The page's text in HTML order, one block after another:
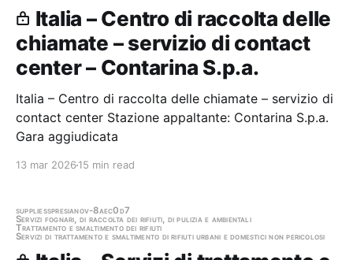
Italia – Centro di raccolta delle
chiamate – servizio di contact
center – Contarina S.p.a.
Italia – Centro di raccolta delle chiamate – servizio di
contact center Stazione appaltante: Contarina S.p.a.
Gara aggiudicata
13 mar 2026 15 min read
suppliesspresianov-8aec0d7
Servizi fognari, di raccolta dei rifiuti, di pulizia e ambientali
Trattamento e smaltimento dei rifiuti
Servizi di trattamento e smaltimento di rifiuti urbani e domestici non pericolosi